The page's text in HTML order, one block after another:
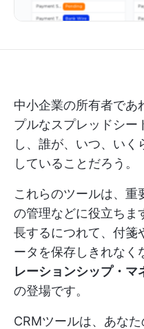
中小企業の所有者であ
プルなスプレッドシー
し、誰が、いつ、い
していることだろう。
これらのツールは、重
の管理などに役立ちま
長するにつれて、付箋
ータを保存しきれなく
レーションシップ・マ
の登場です。
CRMツールは、あな